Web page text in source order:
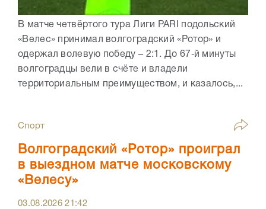
В матче четвёртого тура Лиги PARI подольский
«Велес» принимал волгоградский «Ротор» и
одержал волевую победу – 2:1. До 67‑й минуты
волгоградцы вели в счёте и владели
территориальным преимуществом, и казалось,...
Спорт
Волгоградский «Ротор» проиграл
в выездном матче московскому
«Велесу»
03.08.202621:42